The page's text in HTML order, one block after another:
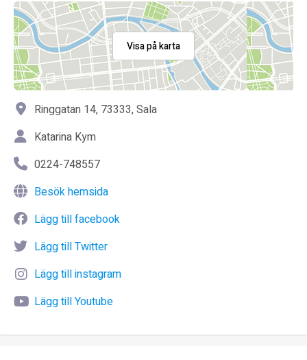
Visa på karta
Ringgatan 14, 73333, Sala
Katarina Kym
0224-748557
Besök hemsida
Lägg till facebook
Lägg till Twitter
Lägg till instagram
Lägg till Youtube